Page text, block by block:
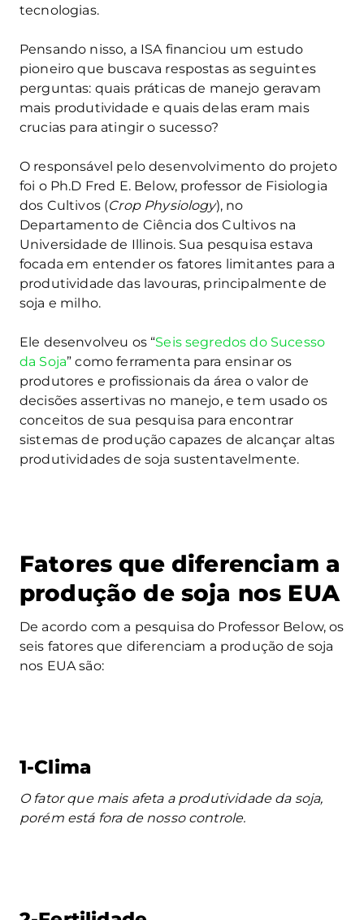
tecnologias.
Pensando nisso, a ISA financiou um estudo
pioneiro que buscava respostas as seguintes
perguntas: quais práticas de manejo geravam
mais produtividade e quais delas eram mais
crucias para atingir o sucesso?
O responsável pelo desenvolvimento do projeto
foi o Ph.D Fred E. Below, professor de Fisiologia
dos Cultivos (Crop Physiology), no
Departamento de Ciência dos Cultivos na
Universidade de Illinois. Sua pesquisa estava
focada em entender os fatores limitantes para a
produtividade das lavouras, principalmente de
soja e milho.
Ele desenvolveu os “Seis segredos do Sucesso
da Soja” como ferramenta para ensinar os
produtores e profissionais da área o valor de
decisões assertivas no manejo, e tem usado os
conceitos de sua pesquisa para encontrar
sistemas de produção capazes de alcançar altas
produtividades de soja sustentavelmente.
Fatores que diferenciam a
produção de soja nos EUA
De acordo com a pesquisa do Professor Below, os
seis fatores que diferenciam a produção de soja
nos EUA são:
1-Clima
O fator que mais afeta a produtividade da soja,
porém está fora de nosso controle.